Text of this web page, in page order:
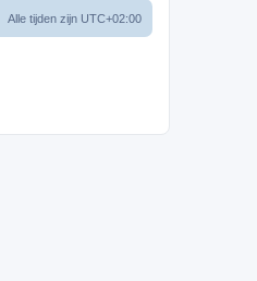
Alle tijden zijn UTC+02:00